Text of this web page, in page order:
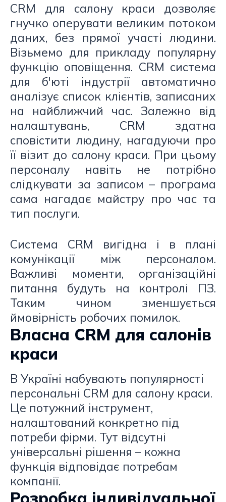
CRM для салону краси дозволяє
гнучко оперувати великим потоком
даних, без прямої участі людини.
Візьмемо для прикладу популярну
функцію оповіщення. CRM система
для б'юті індустрії автоматично
аналізує список клієнтів, записаних
на найближчий час. Залежно від
налаштувань, CRM здатна
сповістити людину, нагадуючи про
її візит до салону краси. При цьому
персоналу навіть не потрібно
слідкувати за записом – програма
сама нагадає майстру про час та
тип послуги.
Система CRM вигідна і в плані
комунікації між персоналом.
Важливі моменти, організаційні
питання будуть на контролі ПЗ.
Таким чином зменшується
ймовірність робочих помилок.
Власна CRM для салонів
краси
В Україні набувають популярності
персональні CRM для салону краси.
Це потужний інструмент,
налаштований конкретно під
потреби фірми. Тут відсутні
універсальні рішення – кожна
функція відповідає потребам
компанії.
Розробка індивідуальної